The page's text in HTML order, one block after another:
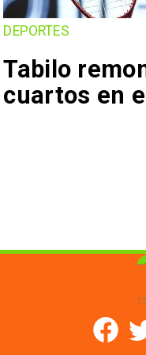
DEPORTES
Tabilo
cuartos en